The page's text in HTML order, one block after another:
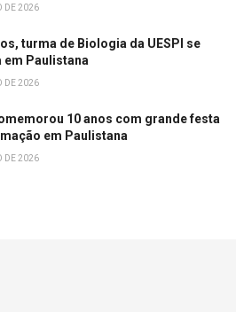
DE 2026
turma de Biologia da UESPI se
em Paulistana
DE 2026
10 anos com grande festa
em Paulistana
DE 2026